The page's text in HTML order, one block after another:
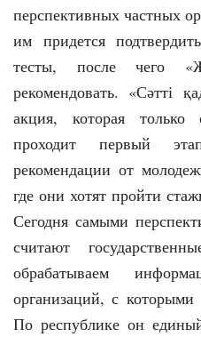
перспективных частных
им придется
тесты, после чего
рекомендовать. «Сәтті
акция, которая
проходит первый
рекомендации от
где они хотят пройти
Сегодня самыми
считают
обрабатываем
организаций, с
По республике он